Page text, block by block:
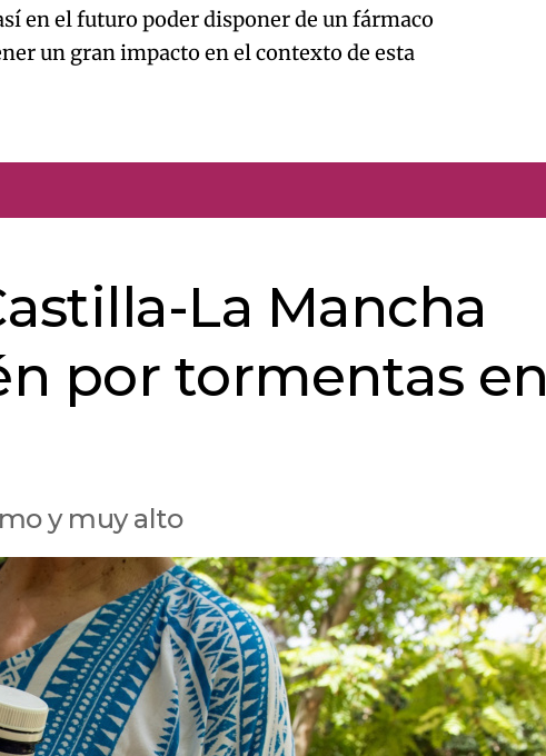
en el futuro poder disponer de un fármaco
un gran impacto en el contexto de esta
La Mancha
por tormentas en
y muy alto